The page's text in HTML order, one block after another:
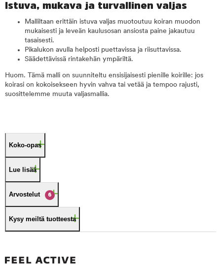
Istuva, mukava ja turvallinen valjas
Malliltaan erittäin istuva valjas muotoutuu koiran muodon
mukaisesti ja leveän kaulusosan ansiosta paine jakautuu
tasaisesti.
Pikalukon avulla helposti puettavissa ja riisuttavissa.
Säädettävissä rintakehän ympäriltä.
Huom. Tämä malli on suunniteltu ensisijaisesti pienille koirille: jos
koirasi on kokoisekseen hyvin vahva tai vetää ja tempoo rajusti,
suosittelemme muuta valjasmallia.
Koko-opas
Lue lisää
Arvostelut 6
Kysy meiltä tuotteesta